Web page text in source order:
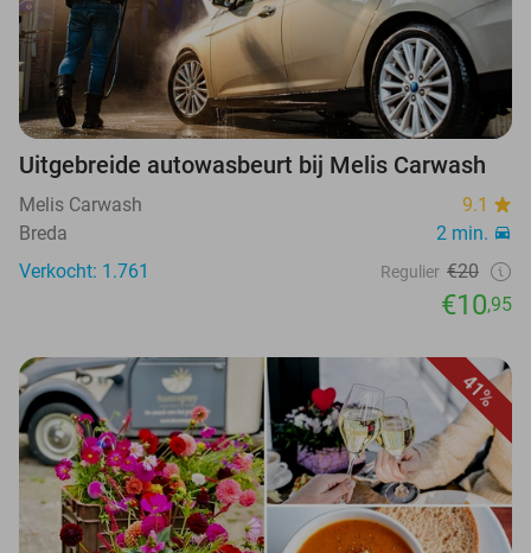
Uitgebreide autowasbeurt bij Melis Carwash
Melis Carwash
9.1
Breda
2 min.
Verkocht: 1.761
Regulier €20
€10,95
41%